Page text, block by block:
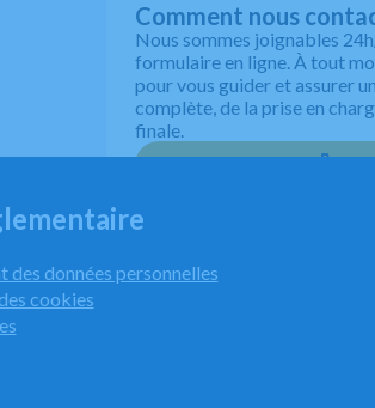
Comment nous
Nous sommes joignables
formulaire en ligne. À tout
pour vous guider et assurer
complète, de la prise en
finale.
données personnelles
cookies